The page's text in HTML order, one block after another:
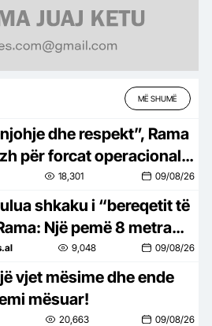
MË SHUMË
dhe respekt”, Rama
për forcat operacionale:
mes flakëve jetët e
18,301 09/08/26
shkaku i “bereqetit të
Një pemë 8 metra
në kolektorin e
të zeza në Kashar
9,048 09/08/26
vjet mësime dhe ende
mësuar!
20,663 09/08/26